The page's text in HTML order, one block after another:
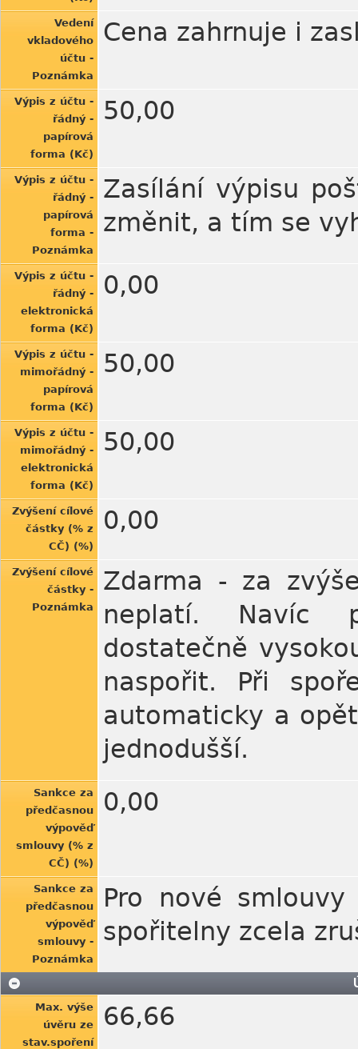
Vedení
vkladového
účtu -
Poznámka
Cena zahrnuje i
Výpis z účtu -
řádný -
papírová
forma (Kč)
50,00
Výpis z účtu -
řádný -
papírová
forma -
Poznámka
Zasílání výpisu
změnit, a tím se
Výpis z účtu -
řádný -
elektronická
forma (Kč)
0,00
Výpis z účtu -
mimořádný -
papírová
forma (Kč)
50,00
Výpis z účtu -
mimořádný -
elektronická
forma (Kč)
50,00
Zvýšení cílové
částky (% z
CČ) (%)
0,00
Zvýšení cílové
částky -
Poznámka
Zdarma - za
neplatí. Navíc
dostatečně
naspořit. Při
automaticky a
jednodušší.
Sankce za
předčasnou
výpověď
smlouvy (% z
CČ) (%)
0,00
Sankce za
předčasnou
výpověď
smlouvy -
Poznámka
Pro nové
spořitelny zcela
Max. výše
úvěru ze
stav.spoření
66,66